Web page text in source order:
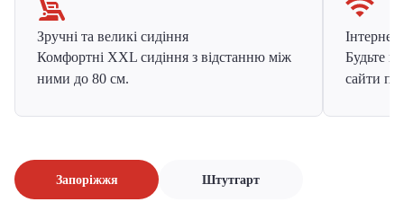
Зручні та великі сидіння
Комфортні XXL сидіння з відстанню між
ними до 80 см.
Інтернет
Будьте
сайти
Запоріжжя Штутгарт